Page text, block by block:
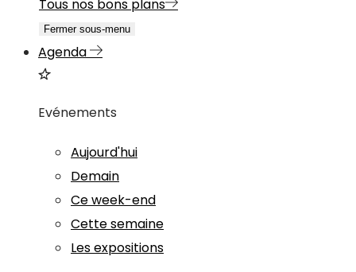
Tous nos bons plans
Fermer sous-menu
Agenda
Evénements
Aujourd'hui
Demain
Ce week-end
Cette semaine
Les expositions